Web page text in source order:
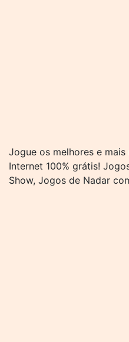
Jogue os melhores e
Internet 100% grátis!
Show, Jogos de Nadar